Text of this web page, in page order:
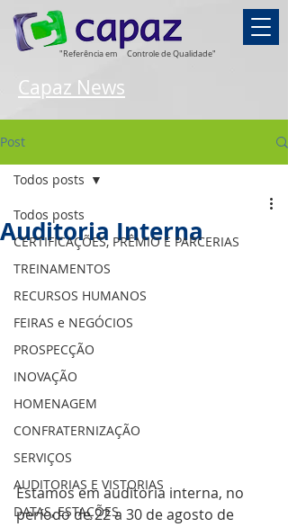
"Referência em Controle de Qualidade"
Capaz News
Post
Todos posts
CERTIFICAÇÕES, PRÊMIO E PARCERIAS
TREINAMENTOS
RECURSOS HUMANOS
FEIRAS e NEGÓCIOS
PROSPECÇÃO
INOVAÇÃO
HOMENAGEM
CONFRATERNIZAÇÃO
SERVIÇOS
AUDITORIAS E VISTORIAS
DATAS, ESTAÇÕES
Todos posts
Auditoria Interna
Estamos em auditoria interna, no
período de 22 a 30 de agosto de